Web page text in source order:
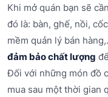
Khi mở quán bạn sẽ
đó là: bàn, ghế, nồi,
mềm quản lý bán
đảm bảo chất lượng
Đối với những món đồ
mua sau một thời gian